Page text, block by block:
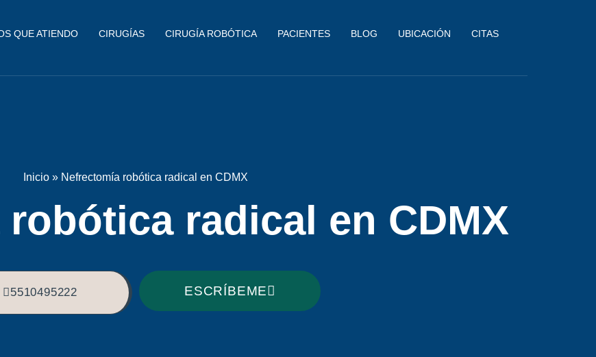
QUE ATIENDO CIRUGÍAS CIRUGÍA ROBÓTICA PACIENTES BLOG UBICACIÓN CITAS
Inicio » Nefrectomía robótica radical en CDMX
radical en CDMX
5510495222 ESCRÍBEME